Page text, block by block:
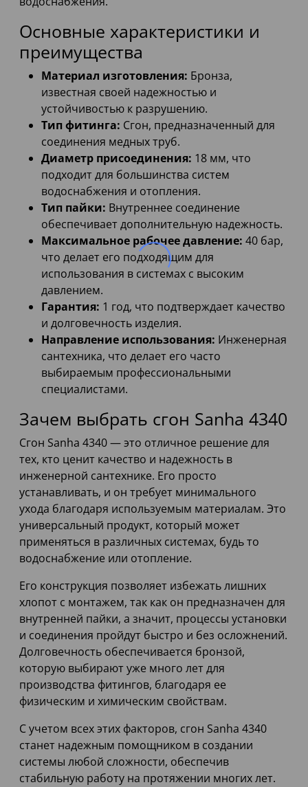
Основные характеристики и
преимущества
Материал изготовления: Бронза,
известная своей надежностью и
устойчивостью к разрушению.
Тип фитинга: Сгон, предназначенный для
соединения медных труб.
Диаметр присоединения: 18 мм, что
подходит для большинства систем
водоснабжения и отопления.
Тип пайки: Внутреннее соединение
обеспечивает дополнительную надежность.
Максимальное рабочее давление: 40 бар,
что делает его подходящим для
использования в системах с высоким
давлением.
Гарантия: 1 год, что подтверждает качество
и долговечность изделия.
Направление использования: Инженерная
сантехника, что делает его часто
выбираемым профессиональными
специалистами.
Зачем выбрать сгон Sanha 4340
Сгон Sanha 4340 — это отличное решение для
тех, кто ценит качество и надежность в
инженерной сантехнике. Его просто
устанавливать, и он требует минимального
ухода благодаря используемым материалам. Это
универсальный продукт, который может
применяться в различных системах, будь то
водоснабжение или отопление.
Его конструкция позволяет избежать лишних
хлопот с монтажем, так как он предназначен для
внутренней пайки, а значит, процессы установки
и соединения пройдут быстро и без осложнений.
Долговечность обеспечивается бронзой,
которую выбирают уже много лет для
производства фитингов, благодаря ее
физическим и химическим свойствам.
С учетом всех этих факторов, сгон Sanha 4340
станет надежным помощником в создании
системы любой сложности, обеспечив
стабильную работу на протяжении многих лет.